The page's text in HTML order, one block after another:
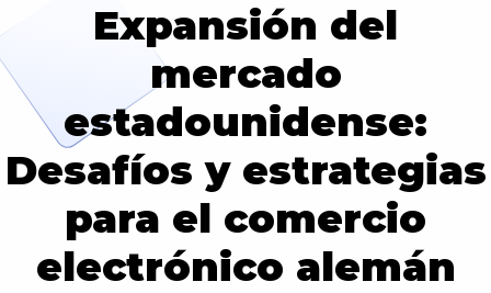
Expansión del
mercado
estadounidense:
Desafíos y estrategias
para el comercio
electrónico alemán